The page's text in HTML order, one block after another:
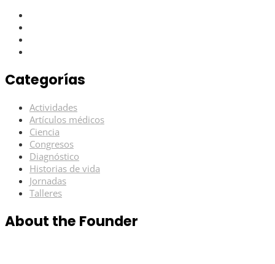
Categorías
Actividades
Artículos médicos
Ciencia
Congresos
Diagnóstico
Historias de vida
Jornadas
Talleres
About the Founder